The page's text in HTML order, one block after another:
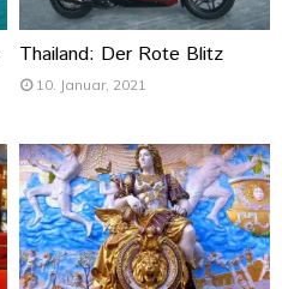
Thailand: Der Rote Blitz
10. Januar, 2021